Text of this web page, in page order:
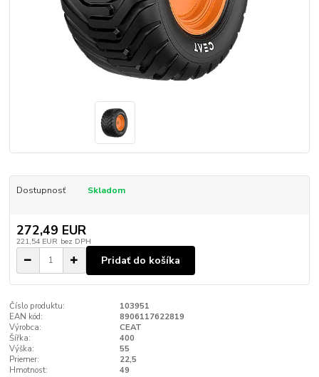
Dostupnosť Skladom
272,49 EUR
221,54 EUR bez DPH
Pridať do košíka
Číslo produktu:
103951
EAN kód:
8906117622819
Výrobca:
CEAT
Šířka:
400
Výška:
55
Priemer:
22,5
Hmotnost:
49